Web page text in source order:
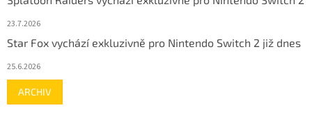
23.7.2026
Star Fox vychází exkluzivně pro Nintendo Switch 2 již dnes
25.6.2026
ARCHIV